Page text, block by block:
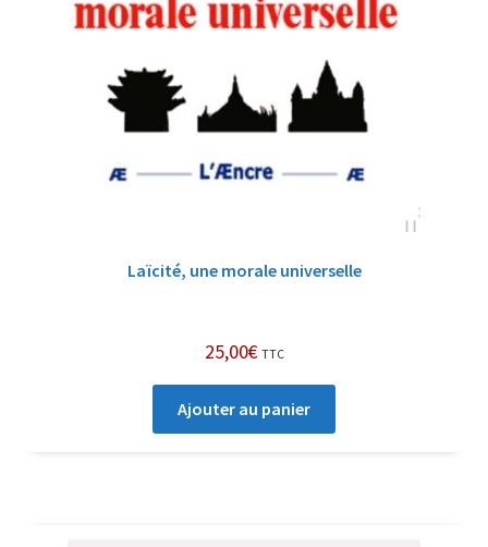
Laïcité, une morale universelle
25,00€ TTC
Ajouter au panier